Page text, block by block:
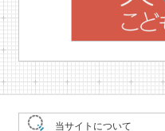
当サイトについて